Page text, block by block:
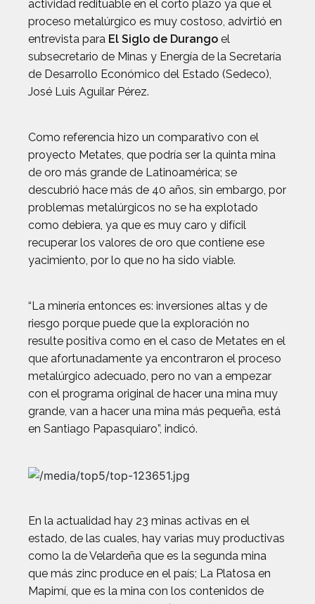
actividad redituable en el corto plazo ya que el
proceso metalúrgico es muy costoso, advirtió en
entrevista para El Siglo de Durango el
subsecretario de Minas y Energía de la Secretaría
de Desarrollo Económico del Estado (Sedeco),
José Luis Aguilar Pérez.
Como referencia hizo un comparativo con el
proyecto Metates, que podría ser la quinta mina
de oro más grande de Latinoamérica; se
descubrió hace más de 40 años, sin embargo, por
problemas metalúrgicos no se ha explotado
como debiera, ya que es muy caro y difícil
recuperar los valores de oro que contiene ese
yacimiento, por lo que no ha sido viable.
“La minería entonces es: inversiones altas y de
riesgo porque puede que la exploración no
resulte positiva como en el caso de Metates en el
que afortunadamente ya encontraron el proceso
metalúrgico adecuado, pero no van a empezar
con el programa original de hacer una mina muy
grande, van a hacer una mina más pequeña, está
en Santiago Papasquiaro”, indicó.
En la actualidad hay 23 minas activas en el
estado, de las cuales, hay varias muy productivas
como la de Velardeña que es la segunda mina
que más zinc produce en el país; La Platosa en
Mapimí, que es la mina con los contenidos de